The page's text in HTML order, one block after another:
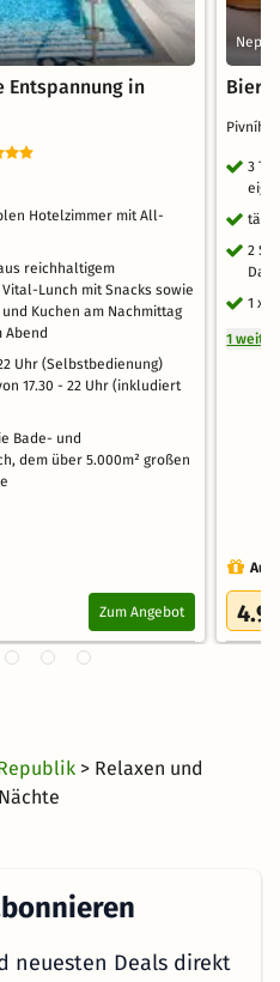
Entspannung in
Hotelzimmer mit All-
reichhaltigem
Lunch mit Snacks sowie
Kuchen am Nachmittag
Abend
Uhr (Selbstbedienung)
17.30 - 22 Uhr (inkludiert
Bade- und
dem über 5.000m² großen
Zum Angebot
Bier
3
2
1 x
1
4.9
> Relaxen und
neuesten Deals direkt